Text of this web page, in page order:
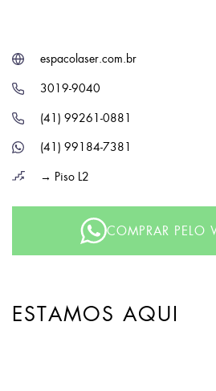
espacolaser.com.br
3019-9040
(41) 99261-0881
(41) 99184-7381
→ Piso L2
COMPRAR PELO
ESTAMOS AQUI